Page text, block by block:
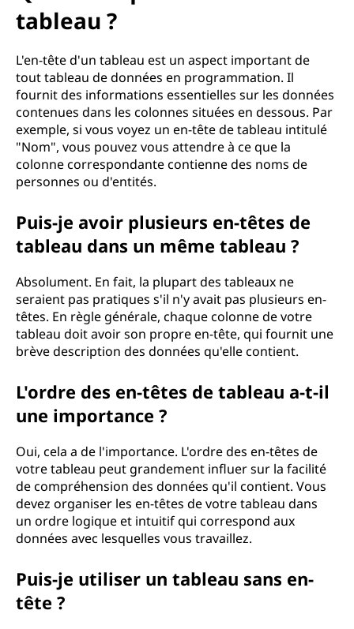
tableau ?
L'en-tête d'un tableau est un aspect important de
tout tableau de données en programmation. Il
fournit des informations essentielles sur les données
contenues dans les colonnes situées en dessous. Par
exemple, si vous voyez un en-tête de tableau intitulé
"Nom", vous pouvez vous attendre à ce que la
colonne correspondante contienne des noms de
personnes ou d'entités.
Puis-je avoir plusieurs en-têtes de
tableau dans un même tableau ?
Absolument. En fait, la plupart des tableaux ne
seraient pas pratiques s'il n'y avait pas plusieurs en-
têtes. En règle générale, chaque colonne de votre
tableau doit avoir son propre en-tête, qui fournit une
brève description des données qu'elle contient.
L'ordre des en-têtes de tableau a-t-il
une importance ?
Oui, cela a de l'importance. L'ordre des en-têtes de
votre tableau peut grandement influer sur la facilité
de compréhension des données qu'il contient. Vous
devez organiser les en-têtes de votre tableau dans
un ordre logique et intuitif qui correspond aux
données avec lesquelles vous travaillez.
Puis-je utiliser un tableau sans en-
tête ?